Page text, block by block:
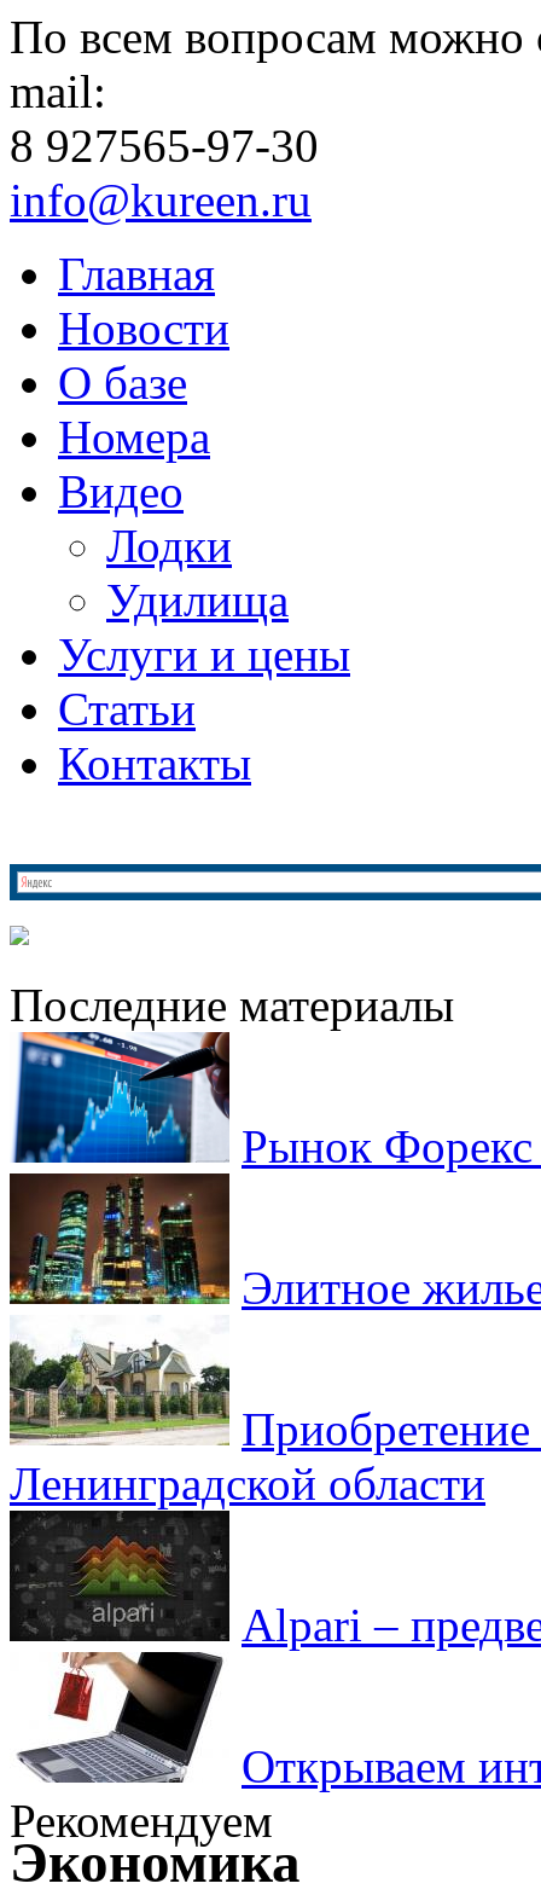
По всем вопросам можно
mail:
8 927565-97-30
info@kureen.ru
Главная
Новости
О базе
Номера
Видео
Лодки
Удилища
Услуги и цены
Статьи
Контакты
Последние материалы
Рынок Форекс
Элитное
Приобретение
Ленинградской области
Alpari –
Открываем
Рекомендуем
Экономика